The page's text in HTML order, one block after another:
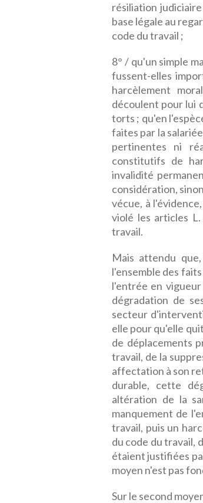
résiliation
base légale au
code du travail ;
8° / qu'un simple
fussent-elles
harcèlement
découlent pour lui
torts ; qu'en
faites par la
pertinentes ni
constitutifs de
invalidité
considération,
vécue, à
violé les articles
travail.
Mais attendu
l'ensemble des
l'entrée en
dégradation de
secteur
elle pour qu'elle
de déplacements
travail, de la
affectation à son
durable, cette
altération de la
manquement de
travail, puis un
du code du travail,
étaient justifiées
moyen n'est pas
Sur le second